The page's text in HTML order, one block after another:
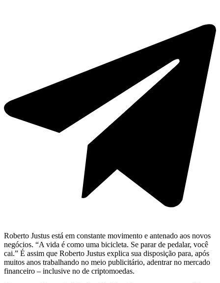
Roberto Justus está em constante movimento e antenado aos novos
negócios. “A vida é como uma bicicleta. Se parar de pedalar, você
cai.” É assim que Roberto Justus explica sua disposição para, após
muitos anos trabalhando no meio publicitário, adentrar no mercado
financeiro – inclusive no de criptomoedas.